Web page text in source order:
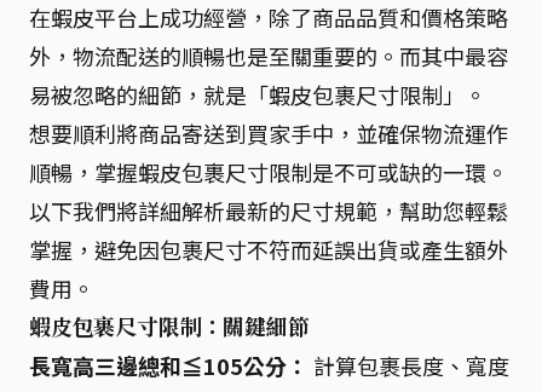
在蝦皮平台上成功經營，除了商品品質和價格策略
外，物流配送的順暢也是至關重要的。而其中最容
易被忽略的細節，就是「蝦皮包裹尺寸限制」。
想要順利將商品寄送到買家手中，並確保物流運作
順暢，掌握蝦皮包裹尺寸限制是不可或缺的一環。
以下我們將詳細解析最新的尺寸規範，幫助您輕鬆
掌握，避免因包裹尺寸不符而延誤出貨或產生額外
費用。
蝦皮包裹尺寸限制：關鍵細節
長寬高三邊總和≦105公分： 計算包裹長度、寬度